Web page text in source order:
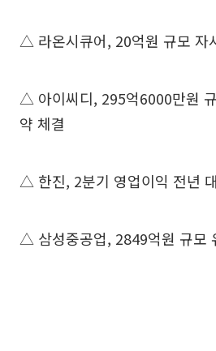
△ 라온시큐어, 20억원 규모 자
△ 아이씨디, 295억6000만원
약 체결
△ 한진, 2분기 영업이익 전년
△ 삼성중공업, 2849억원 규모